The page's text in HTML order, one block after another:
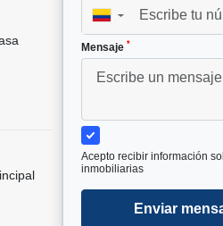
▼
Mensaje *
Acepto recibir información
inmobiliarias
Enviar